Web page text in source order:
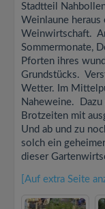
Stadtteil
Weinlaune heraus
Weinwirtschaft.
Sommermonate,
Pforten ihres
Grundstücks.
Wetter. Im
Naheweine.
Brotzeiten mit
Und ab und zu
solch ein
dieser
[Auf extra Seite